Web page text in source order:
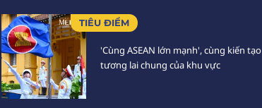
TIÊU ĐIỂM
'Cùng ASEAN lớn mạnh', cùng kiến tạo
tương lai chung của khu vực